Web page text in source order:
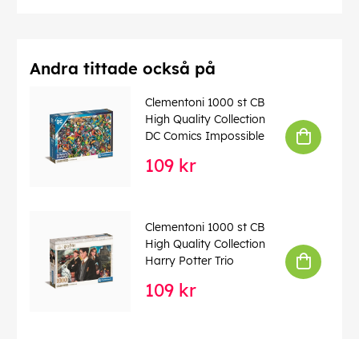
Andra tittade också på
Clementoni 1000 st CB
High Quality Collection
DC Comics Impossible
109 kr
Clementoni 1000 st CB
High Quality Collection
Harry Potter Trio
109 kr